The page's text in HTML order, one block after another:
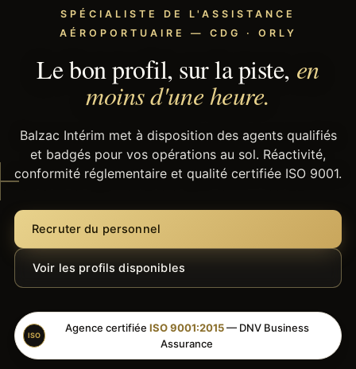
SPÉCIALISTE DE L'ASSISTANCE
AÉROPORTUAIRE — CDG · ORLY
Le bon profil, sur la piste, en
moins d'une heure.
Balzac Intérim met à disposition des agents qualifiés
et badgés pour vos opérations au sol. Réactivité,
conformité réglementaire et qualité certifiée ISO 9001.
Recruter du personnel
Voir les profils disponibles
ISO
Agence certifiée ISO 9001:2015— DNV Business
Assurance